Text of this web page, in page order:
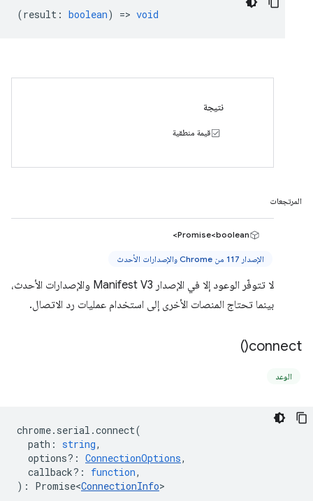
(result : boolean) => void
نتيجة
قيمة منطقية
المرتجعات
Promise<boolean>
الإصدار 117 من Chrome والإصدارات الأحدث
لا تتوفّر الوعود إلا في الإصدار Manifest V3 والإصدارات الأحدث،
بينما تحتاج المنصات الأخرى إلى استخدام عمليات رد الاتصال.
connect(
)
الوعد
chrome. serial .connect(
path : string,
options? : ConnectionOptions,
callback? : function,
) : Promise<ConnectionInfo>